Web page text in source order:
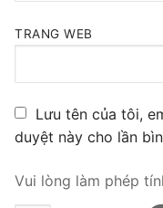
E1 / T1 / PRI VoIP
PRI VoIP
BRI VoIP
LIÊN HỆ
TRANG WEB
Lưu tên của tôi,
duyệt này cho lần
Vui lòng làm phép